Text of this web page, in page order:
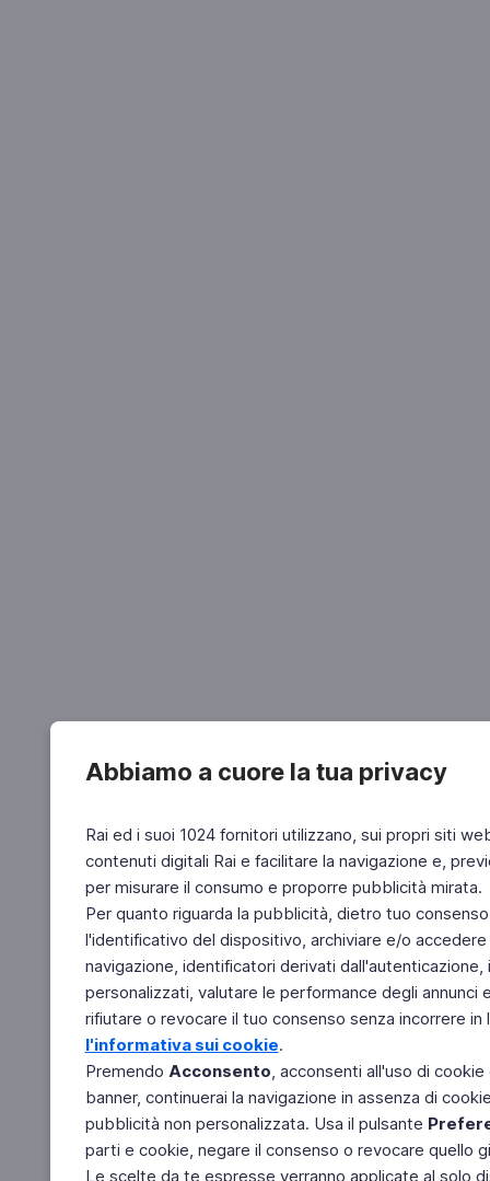
Abbiamo a cuore la tua privacy
Rai ed i suoi 1024 fornitori utilizzano, sui propri siti
contenuti digitali Rai e facilitare la navigazione e,
per misurare il consumo e proporre pubblicità mirata.
Per quanto riguarda la pubblicità, dietro tuo
l'identificativo del dispositivo, archiviare e/o
navigazione, identificatori derivati
personalizzati, valutare le performance degli
rifiutare o revocare il tuo consenso senza incorrere
l'informativa sui cookie.
Premendo Acconsento, acconsenti all'uso di
banner, continuerai la navigazione in assenza di
pubblicità non personalizzata. Usa il pulsante
parti e cookie, negare il consenso o revocare quello
Le scelte da te espresse verranno applicate al solo